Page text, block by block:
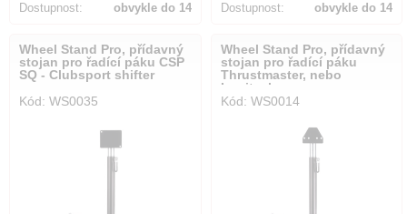
Dostupnost:
obvykle do 14
Dostupnost:
obvykle do 14
Wheel Stand Pro, přídavný
stojan pro řadící páku CSP
SQ - Clubsport shifter
Kód: WS0035
Wheel Stand Pro, přídavný
stojan pro řadící páku
Thrustmaster, nebo
Logitech
Kód: WS0014